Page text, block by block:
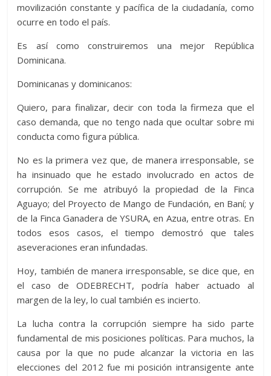
movilización constante y pacífica de la ciudadanía, como
ocurre en todo el país.
Es así como construiremos una mejor República
Dominicana.
Dominicanas y dominicanos:
Quiero, para finalizar, decir con toda la firmeza que el
caso demanda, que no tengo nada que ocultar sobre mi
conducta como figura pública.
No es la primera vez que, de manera irresponsable, se
ha insinuado que he estado involucrado en actos de
corrupción. Se me atribuyó la propiedad de la Finca
Aguayo; del Proyecto de Mango de Fundación, en Baní; y
de la Finca Ganadera de YSURA, en Azua, entre otras. En
todos esos casos, el tiempo demostró que tales
aseveraciones eran infundadas.
Hoy, también de manera irresponsable, se dice que, en
el caso de ODEBRECHT, podría haber actuado al
margen de la ley, lo cual también es incierto.
La lucha contra la corrupción siempre ha sido parte
fundamental de mis posiciones políticas. Para muchos, la
causa por la que no pude alcanzar la victoria en las
elecciones del 2012 fue mi posición intransigente ante